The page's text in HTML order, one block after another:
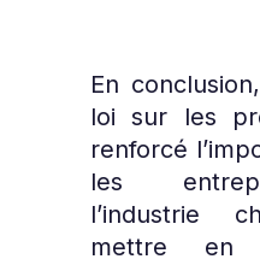
En
loi sur les
renforcé
les
l’industrie
mettre en